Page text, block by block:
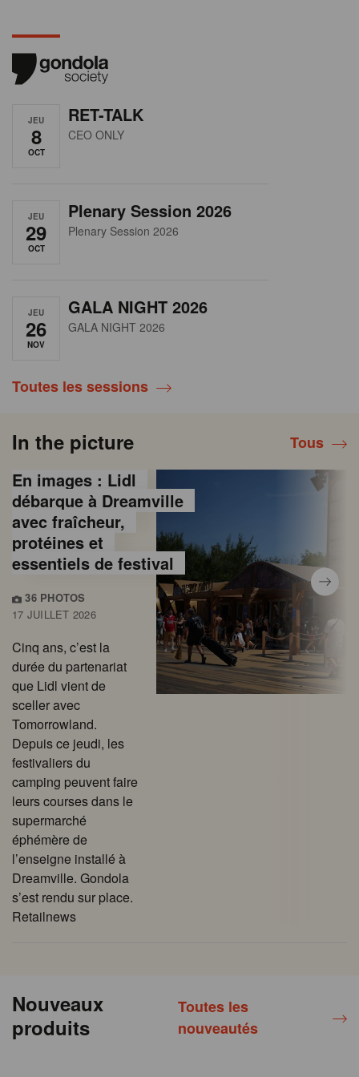
JEU
8
OCT
RET-TALK
CEO ONLY
JEU
29
OCT
Plenary Session 2026
Plenary Session 2026
JEU
26
NOV
GALA NIGHT 2026
GALA NIGHT 2026
Toutes les sessions
In the picture Tous
En images : Lidl
débarque à Dreamville
avec fraîcheur,
protéines et
essentiels de festival
36 PHOTOS
17 JUILLET 2026
Cinq ans, c’est la
durée du partenariat
que Lidl vient de
sceller avec
Tomorrowland.
Depuis ce jeudi, les
festivaliers du
camping peuvent faire
leurs courses dans le
supermarché
éphémère de
l’enseigne installé à
Dreamville. Gondola
s’est rendu sur place.
Retailnews
Nouveaux
produits
Toutes les
nouveautés